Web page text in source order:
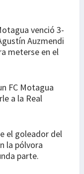
venció 3-
Auzmendi
meterse en el
FC Motagua
a la Real
el goleador del
la pólvora
parte.